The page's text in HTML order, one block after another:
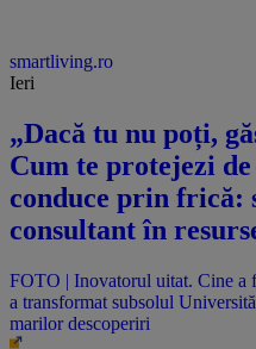
smartliving.ro
Ieri
„Dacă tu nu poți,
Cum te protejezi
conduce prin frică:
consultant în
FOTO | Inovatorul uitat. Cine a
a transformat subsolul
marilor descoperiri